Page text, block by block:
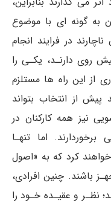
به گونه ای با موضوع
در فرایند انجام
روی دارنـد، یکـی را
از این راه ها مستلزم
پیش از انتخاب بتواند
نیز همه کارکنان در
اما تنهـا
کرد که به «اصول
باشند. چنین افرادی،
نظـر و عقیـده خـود را